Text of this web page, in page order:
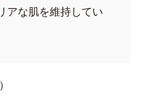
アな肌を維持してい